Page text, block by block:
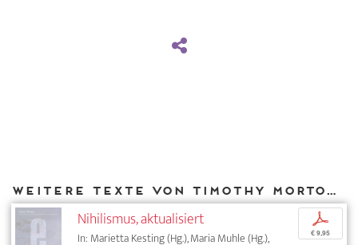
Weitere Texte von Timothy Morton bei DIAPHANES
Nihilismus, aktualisiert
In: Marietta Kesting (Hg.), Maria Muhle (Hg.),
p
€ 9,95